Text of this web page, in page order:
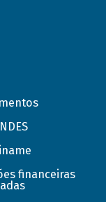
financeiras